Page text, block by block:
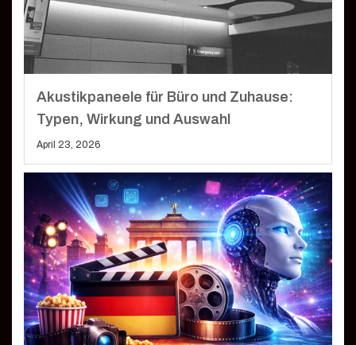
Akustikpaneele für Büro und Zuhause:
Typen, Wirkung und Auswahl
April 23, 2026